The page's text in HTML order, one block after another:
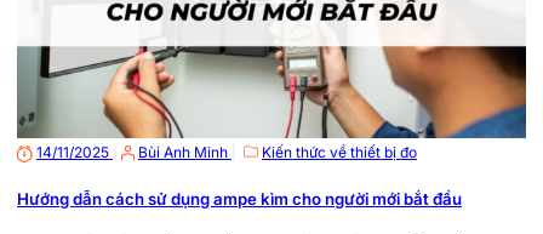
14/11/2025 Bùi Anh Minh Kiến thức về thiết bị đo
Hướng dẫn cách sử dụng ampe kìm cho người mới bắt đầu